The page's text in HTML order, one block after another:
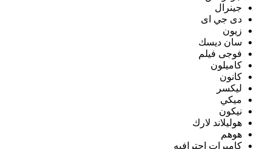
جينرال
دى جي اى
زيون
سان ديسك
فوجى فيلم
كاميلون
كانون
ليكسر
ميكي
نيكون
هوليلاند لارك
هوهم
كاميرات احترافيه